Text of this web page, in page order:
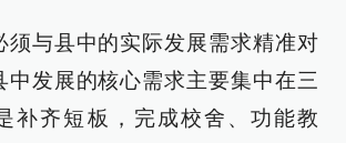
须与县中的实际发展需求精准对
中发展的核心需求主要集中在三
补齐短板，完成校舍、功能教